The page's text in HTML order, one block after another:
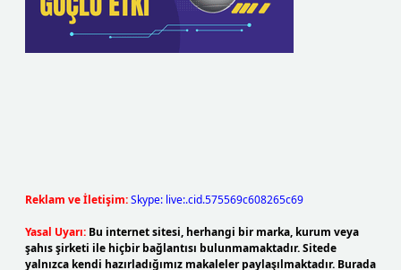
Reklam ve İletişim:Skype: live:.cid.575569c608265c69
Yasal Uyarı: Bu internet sitesi, herhangi bir marka, kurum veya
şahıs şirketi ile hiçbir bağlantısı bulunmamaktadır. Sitede
yalnızca kendi hazırladığımız makaleler paylaşılmaktadır. Burada